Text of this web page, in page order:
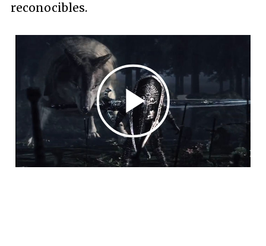
reconocibles.